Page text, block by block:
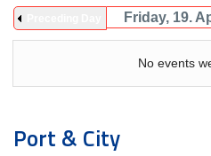
Friday, 19.
No events
Port & City